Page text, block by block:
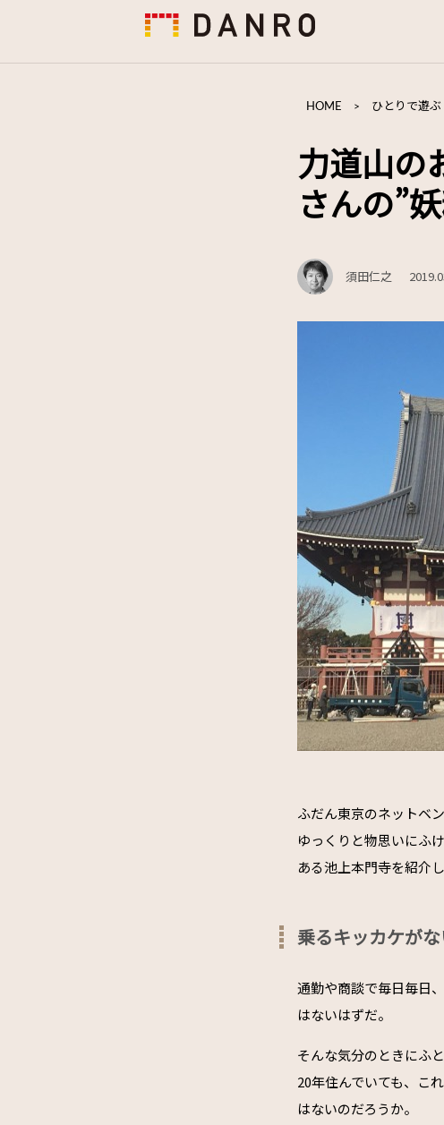
HOME > ひとりで遊ぶ
力道山の
さんの”
須田仁之
ふだん東京のネットベ
ゆっくりと物思いにふ
ある池上本門寺を紹介
乗るキッカケが
通勤や商談で毎日毎日
はないはずだ。
そんな気分のときにふ
20年住んでいても、こ
はないのだろうか。